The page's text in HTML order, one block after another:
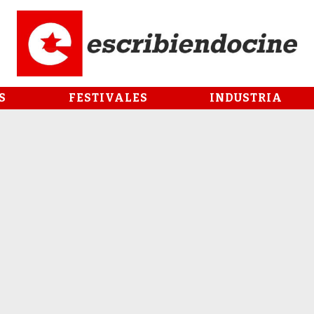
FESTIVALES INDUSTRIA